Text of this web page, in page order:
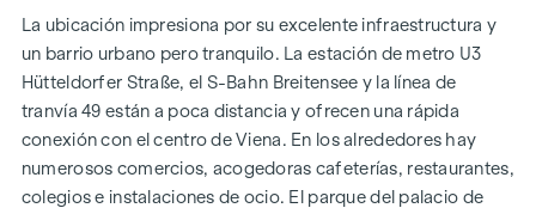
La ubicación impresiona por su excelente infraestructura y
un barrio urbano pero tranquilo. La estación de metro U3
Hütteldorfer Straße, el S-Bahn Breitensee y la línea de
tranvía 49 están a poca distancia y ofrecen una rápida
conexión con el centro de Viena. En los alrededores hay
numerosos comercios, acogedoras cafeterías, restaurantes,
colegios e instalaciones de ocio. El parque del palacio de